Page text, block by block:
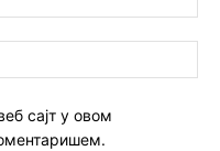
сајт у овом